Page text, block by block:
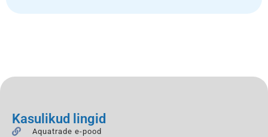
Kasulikud lingid
Aquatrade e-pood